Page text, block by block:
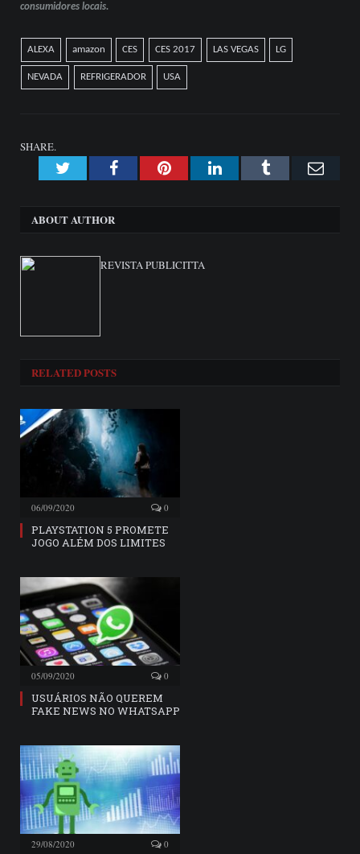
consumidores locais.
ALEXA amazon CES CES 2017 LAS VEGAS LG
NEVADA REFRIGERADOR USA
SHARE.
TwitterFacebookPinterestLinkedInTumblr
ABOUT AUTHOR
REVISTA PUBLICITTA
RELATEDPOSTS
06/09/2020 0
PLAYSTATION 5 PROMETE
JOGO ALÉM DOS LIMITES
05/09/2020 0
USUÁRIOS NÃO QUEREM
FAKE NEWS NO WHATSAPP
29/08/2020 0